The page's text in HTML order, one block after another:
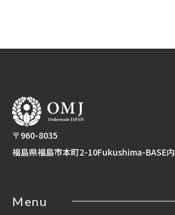
〒960-8035
福島県福島市本町2-10Fukushima-BASE内
Menu